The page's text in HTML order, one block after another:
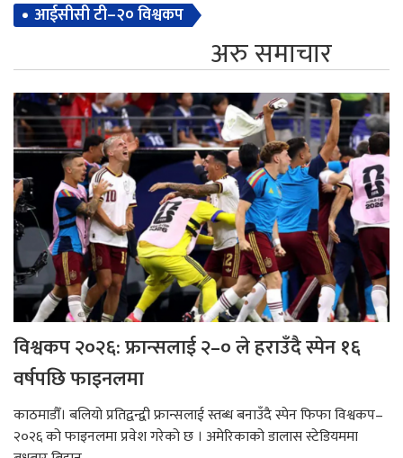
आईसीसी टी–२० विश्वकप
अरु समाचार
विश्वकप २०२६: फ्रान्सलाई २–० ले हराउँदै स्पेन १६
वर्षपछि फाइनलमा
काठमाडौँ। बलियो प्रतिद्वन्द्वी फ्रान्सलाई स्तब्ध बनाउँदै स्पेन फिफा विश्वकप–
२०२६ को फाइनलमा प्रवेश गरेको छ । अमेरिकाको डालास स्टेडियममा